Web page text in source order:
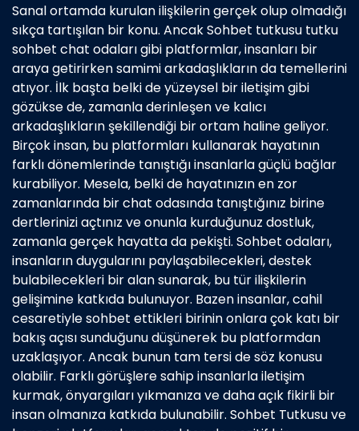
Sanal ortamda kurulan ilişkilerin gerçek olup olmadığı
sıkça tartışılan bir konu. Ancak Sohbet tutkusu tutku
sohbet chat odaları gibi platformlar, insanları bir
araya getirirken samimi arkadaşlıkların da temellerini
atıyor. İlk başta belki de yüzeysel bir iletişim gibi
gözükse de, zamanla derinleşen ve kalıcı
arkadaşlıkların şekillendiği bir ortam haline geliyor.
Birçok insan, bu platformları kullanarak hayatının
farklı dönemlerinde tanıştığı insanlarla güçlü bağlar
kurabiliyor. Mesela, belki de hayatınızın en zor
zamanlarında bir chat odasında tanıştığınız birine
dertlerinizi açtınız ve onunla kurduğunuz dostluk,
zamanla gerçek hayatta da pekişti. Sohbet odaları,
insanların duygularını paylaşabilecekleri, destek
bulabilecekleri bir alan sunarak, bu tür ilişkilerin
gelişimine katkıda bulunuyor. Bazen insanlar, cahil
cesaretiyle sohbet ettikleri birinin onlara çok katı bir
bakış açısı sunduğunu düşünerek bu platformdan
uzaklaşıyor. Ancak bunun tam tersi de söz konusu
olabilir. Farklı görüşlere sahip insanlarla iletişim
kurmak, önyargıları yıkmanıza ve daha açık fikirli bir
insan olmanıza katkıda bulunabilir. Sohbet Tutkusu ve